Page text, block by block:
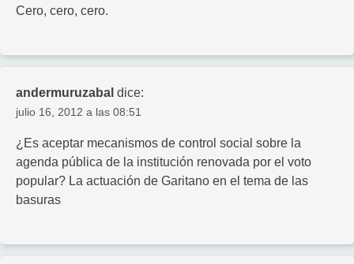
Cero, cero, cero.
andermuruzabal dice:
julio 16, 2012 a las 08:51
¿Es aceptar mecanismos de control social sobre la
agenda pública de la institución renovada por el voto
popular? La actuación de Garitano en el tema de las
basuras